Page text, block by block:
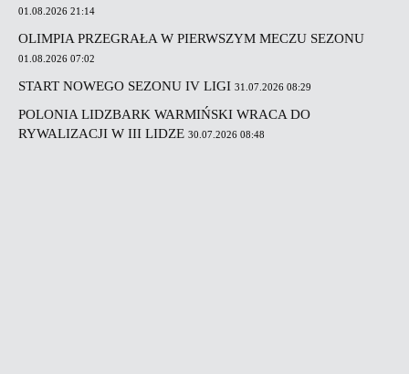
01.08.2026 21:14
OLIMPIA PRZEGRAŁA W PIERWSZYM MECZU SEZONU
01.08.2026 07:02
START NOWEGO SEZONU IV LIGI 31.07.2026 08:29
POLONIA LIDZBARK WARMIŃSKI WRACA DO
RYWALIZACJI W III LIDZE 30.07.2026 08:48